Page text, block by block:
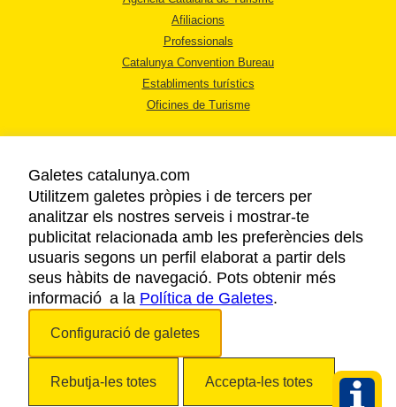
Afiliacions
Professionals
Catalunya Convention Bureau
Establiments turístics
Oficines de Turisme
AVÍS LEGAL
POLÍTICA DE PRIVACITAT
COOKIES
ACCESSIBILITAT
Galetes catalunya.com
Utilitzem galetes pròpies i de tercers per
analitzar els nostres serveis i mostrar-te
publicitat relacionada amb les preferències dels
usuaris segons un perfil elaborat a partir dels
seus hàbits de navegació. Pots obtenir més
informació a la Política de Galetes.
Configuració de galetes
Rebutja-les totes Accepta-les totes